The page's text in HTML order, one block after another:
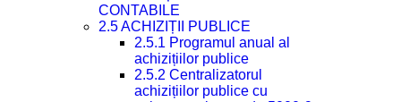
CONTABILE
2.5 ACHIZIȚII PUBLICE
2.5.1 Programul anual al
achizițiilor publice
2.5.2 Centralizatorul
achizițiilor publice cu